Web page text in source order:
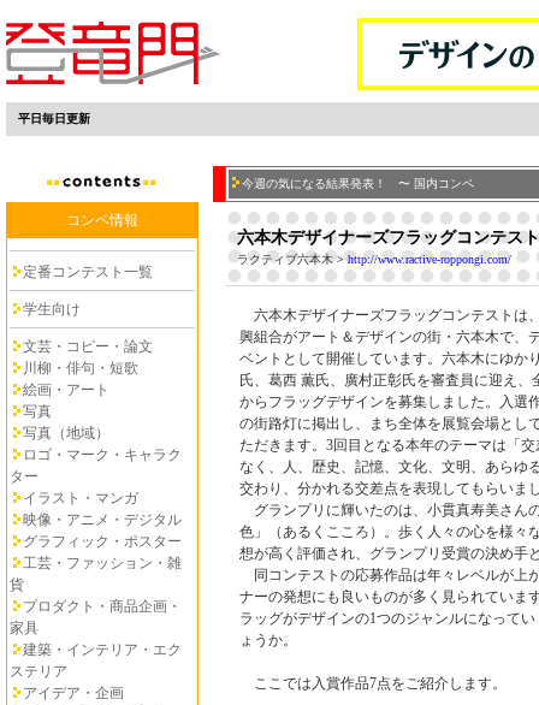
平日毎日更新
今週の気になる結果発表！ 〜 国内コンペ
コンペ情報
定番コンテスト一覧
学生向け
文芸・コピー・論文
川柳・俳句・短歌
絵画・アート
写真
写真（地域）
ロゴ・マーク・キャラク
ター
イラスト・マンガ
映像・アニメ・デジタル
グラフィック・ポスター
工芸・ファッション・雑
貨
プロダクト・商品企画・
家具
建築・インテリア・エク
ステリア
アイデア・企画
六本木デザイナーズフラッグコンテス
ラクティブ六本木>http://www.ractive-roppongi.com/
六本木デザイナーズフラッグコンテストは
興組合がアート＆デザインの街・六本木で、
ベントとして開催しています。六本木にゆか
氏、葛西 薫氏、廣村正彰氏を審査員に迎え、
からフラッグデザインを募集しました。入選
の街路灯に掲出し、まち全体を展覧会場とし
ただきます。3回目となる本年のテーマは「
なく、人、歴史、記憶、文化、文明、あらゆ
交わり、分かれる交差点を表現してもらいま
グランプリに輝いたのは、小貫真寿美さん
色」（あるくこころ）。歩く人々の心を様々
想が高く評価され、グランプリ受賞の決め手
同コンテストの応募作品は年々レベルが上
ナーの発想にも良いものが多く見られていま
ラッグがデザインの1つのジャンルになって
ょうか。
ここでは入賞作品7点をご紹介します。